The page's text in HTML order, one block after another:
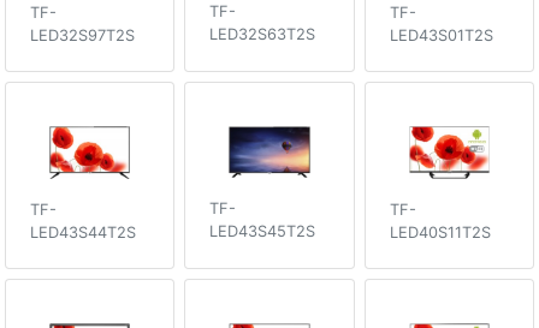
TF-
LED32S97T2S
TF-
LED32S63T2S
TF-
LED43S01T2S
TF-
LED43S44T2S
TF-
LED43S45T2S
TF-
LED40S11T2S